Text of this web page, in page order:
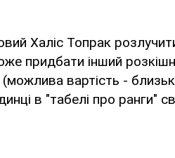
Халіс Топрак
придбати інший
вартість -
в "табелі про ранги"